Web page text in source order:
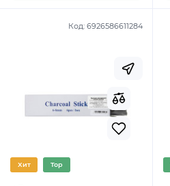
Код: 6926586611284
Хит Top